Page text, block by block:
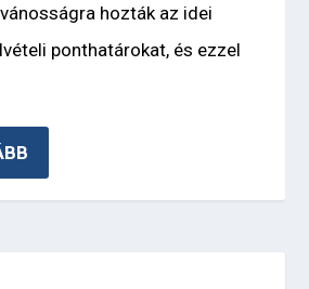
hozták az idei
ponthatárokat, és ezzel